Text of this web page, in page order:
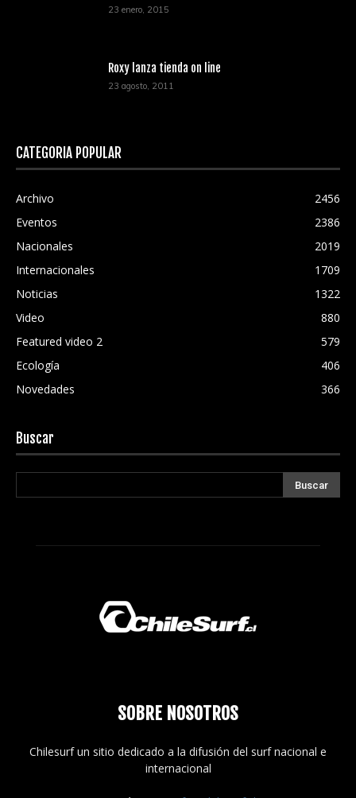
23 enero, 2015
Roxy lanza tienda on line
23 agosto, 2011
CATEGORÍA POPULAR
Archivo
2456
Eventos
2386
Nacionales
2019
Internacionales
1709
Noticias
1322
Video
880
Featured video 2
579
Ecología
406
Novedades
366
Buscar
SOBRE NOSOTROS
Chilesurf un sitio dedicado a la difusión del surf nacional e
internacional